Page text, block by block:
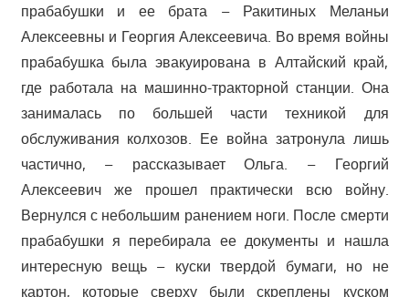
прабабушки и ее брата – Ракитиных Меланьи
Алексеевны и Георгия Алексеевича. Во время войны
прабабушка была эвакуирована в Алтайский край,
где работала на машинно-тракторной станции. Она
занималась по большей части техникой для
обслуживания колхозов. Ее война затронула лишь
частично, – рассказывает Ольга. – Георгий
Алексеевич же прошел практически всю войну.
Вернулся с небольшим ранением ноги. После смерти
прабабушки я перебирала ее документы и нашла
интересную вещь – куски твердой бумаги, но не
картон, которые сверху были скреплены куском